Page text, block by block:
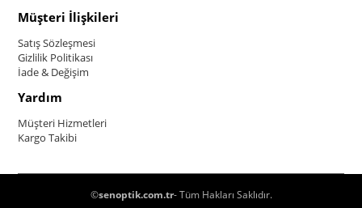
Müşteri İlişkileri
Satış Sözleşmesi
Gizlilik Politikası
İade & Değişim
Yardım
Müşteri Hizmetleri
Kargo Takibi
©senoptik.com.tr- Tüm Hakları Saklıdır.